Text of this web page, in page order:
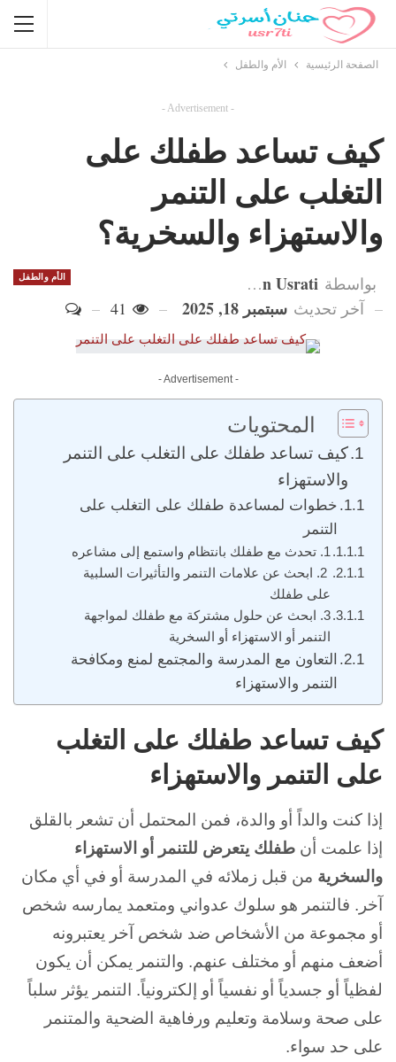
الصفحة الرئيسية الأم والطفل
- Advertisement -
كيف تساعد طفلك على
التغلب على التنمر
والاستهزاء والسخرية؟
الأم والطفل بواسطة Hanan Usrati
آخر تحديث سبتمبر 18, 2025
- Advertisement -
المحتويات
كيف تساعد طفلك على التغلب على التنمر
والاستهزاء
خطوات لمساعدة طفلك على التغلب على
التنمر
1. تحدث مع طفلك بانتظام واستمع إلى مشاعره
2. ابحث عن علامات التنمر والتأثيرات السلبية
على طفلك
3. ابحث عن حلول مشتركة مع طفلك لمواجهة
التنمر أو الاستهزاء أو السخرية
التعاون مع المدرسة والمجتمع لمنع ومكافحة
التنمر والاستهزاء
كيف تساعد طفلك على التغلب
على التنمر والاستهزاء
إذا كنت والداً أو والدة، فمن المحتمل أن تشعر بالقلق
إذا علمت أن طفلك يتعرض للتنمر أو الاستهزاء
والسخرية من قبل زملائه في المدرسة أو في أي مكان
آخر. فالتنمر هو سلوك عدواني ومتعمد يمارسه شخص
أو مجموعة من الأشخاص ضد شخص آخر يعتبرونه
أضعف منهم أو مختلف عنهم. والتنمر يمكن أن يكون
لفظياً أو جسدياً أو نفسياً أو إلكترونياً. التنمر يؤثر سلباً
على صحة وسلامة وتعليم ورفاهية الضحية والمتنمر
على حد سواء.